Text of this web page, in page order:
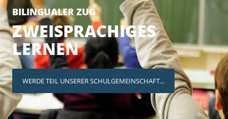
BILINGUALER ZUG
ZWEISPRACHIGES
LERNEN
WERDE TEIL UNSERER SCHULGEMEINSCHAFT...